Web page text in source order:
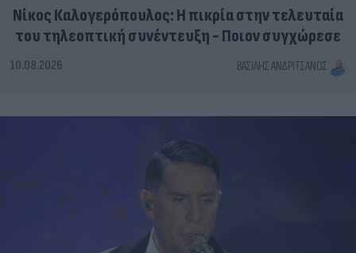
Νίκος Καλογερόπουλος: Η πικρία στην τελευταία
του τηλεοπτική συνέντευξη - Ποιον συγχώρεσε
10.08.2026 ΒΑΣΊΛΗΣ ΑΝΔΡΙΤΣΆΝΟΣ